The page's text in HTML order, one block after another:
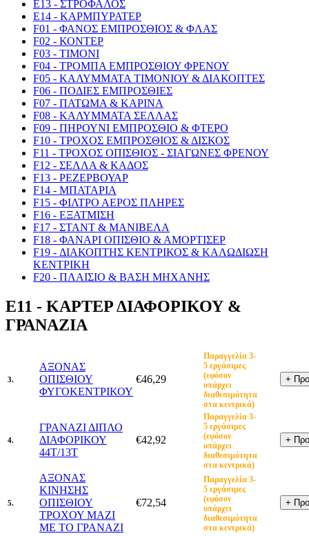
E13 - ΣΤΡΟΦΑΛΟΣ
E14 - ΚΑΡΜΠΥΡΑΤΕΡ
F01 - ΦΑΝΟΣ ΕΜΠΡΟΣΘΙΟΣ & ΦΛΑΣ
F02 - ΚΟΝΤΕΡ
F03 - ΤΙΜΟΝΙ
F04 - ΤΡΟΜΠΑ ΕΜΠΡΟΣΘΙΟΥ ΦΡΕΝΟΥ
F05 - ΚΑΛΥΜΜΑΤΑ ΤΙΜΟΝΙΟΥ & ΔΙΑΚΟΠΤΕΣ
F06 - ΠΟΔΙΕΣ ΕΜΠΡΟΣΘΙΕΣ
F07 - ΠΑΤΩΜΑ & ΚΑΡΙΝΑ
F08 - ΚΑΛΥΜΜΑΤΑ ΣΕΛΛΑΣ
F09 - ΠΗΡΟΥΝΙ ΕΜΠΡΟΣΘΙΟ & ΦΤΕΡΟ
F10 - ΤΡΟΧΟΣ ΕΜΠΡΟΣΘΙΟΣ & ΔΙΣΚΟΣ
F11 - ΤΡΟΧΟΣ ΟΠΙΣΘΙΟΣ - ΣΙΑΓΩΝΕΣ ΦΡΕΝΟΥ
F12 - ΣΕΛΛΑ & ΚΑΔΟΣ
F13 - ΡΕΖΕΡΒΟΥΑΡ
F14 - ΜΠΑΤΑΡΙΑ
F15 - ΦΙΛΤΡΟ ΑΕΡΟΣ ΠΛΗΡΕΣ
F16 - ΕΞΑΤΜΙΣΗ
F17 - ΣΤΑΝΤ & ΜΑΝΙΒΕΛΑ
F18 - ΦΑΝΑΡΙ ΟΠΙΣΘΙΟ & ΑΜΟΡΤΙΣΕΡ
F19 - ΔΙΑΚΟΠΤΗΣ ΚΕΝΤΡΙΚΟΣ & ΚΑΛΩΔΙΩΣΗ
ΚΕΝΤΡΙΚΗ
F20 - ΠΛΑΙΣΙΟ & ΒΑΣΗ ΜΗΧΑΝΗΣ
E11 - ΚΑΡΤΕΡ ΔΙΑΦΟΡΙΚΟΥ &
ΓΡΑΝΑΖΙΑ
3.
ΑΞΟΝΑΣ
ΟΠΙΣΘΙΟΥ
ΦΥΓΟΚΕΝΤΡΙΚΟΥ
€46,29
Παραγγελία 3-
5 εργάσιμες
(εφόσον
υπάρχει
διαθεσιμότητα
στα κεντρικά)
4.
ΓΡΑΝΑΖΙ ΔΙΠΛΟ
ΔΙΑΦΟΡΙΚΟΥ
44T/13T
€42,92
Παραγγελία 3-
5 εργάσιμες
(εφόσον
υπάρχει
διαθεσιμότητα
στα κεντρικά)
5.
ΑΞΟΝΑΣ
ΚΙΝΗΣΗΣ
ΟΠΙΣΘΙΟΥ
ΤΡΟΧΟΥ ΜΑΖΙ
ΜΕ ΤΟ ΓΡΑΝΑΖΙ
€72,54
Παραγγελία 3-
5 εργάσιμες
(εφόσον
υπάρχει
διαθεσιμότητα
στα κεντρικά)